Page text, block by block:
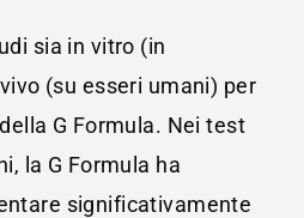
sia in vitro (in
(su esseri umani) per
G Formula. Nei test
la G Formula ha
significativamente